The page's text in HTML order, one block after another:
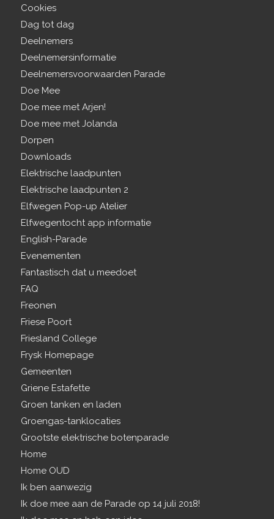
Cookies
Dag tot dag
Deelnemers
Deelnemersinformatie
Deelnemersvoorwaarden Parade
Doe Mee
Doe mee met Arjen!
Doe mee met Jolanda
Dorpen
Downloads
Elektrische laadpunten
Elektrische laadpunten 2
Elfwegen Pop-up Atelier
Elfwegentocht app informatie
English-Parade
Evenementen
Fantastisch dat u meedoet
FAQ
Freonen
Friese Poort
Friesland College
Frysk Homepage
Gemeenten
Griene Estafette
Groen tanken en laden
Groengas-tanklocaties
Grootste elektrische botenparade
Home
Home OUD
Ik ben aanwezig
Ik doe mee aan de Parade op 14 juli 2018!